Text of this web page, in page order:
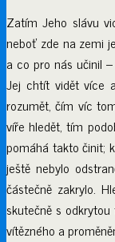
Zatím Jeho slávu
neboť zde na zemi
a co pro nás učinil
Jej chtít vidět více
rozumět, čím víc
víře hledět, tím
pomáhá takto činit;
ještě nebylo
částečně zakrylo.
skutečně s
vítězného a